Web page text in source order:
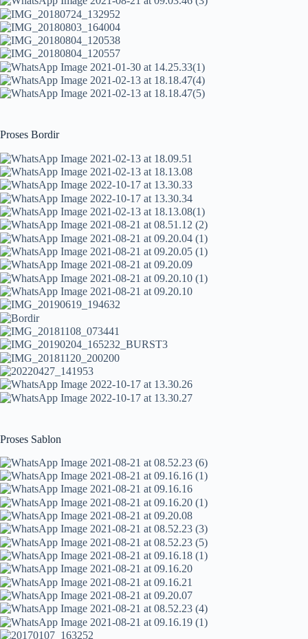
Proses Bordir
Proses Sablon